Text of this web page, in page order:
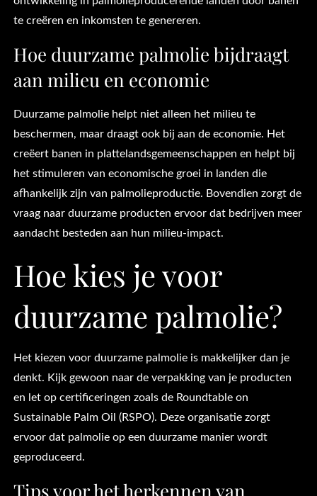
te creëren en inkomsten te genereren.
Hoe duurzame palmolie bijdraagt
aan milieu en economie
Duurzame palmolie helpt niet alleen het milieu te
beschermen, maar draagt ook bij aan de economie. Het
creëert banen in plattelandsgemeenschappen en helpt bij
het stimuleren van economische groei in landen die
afhankelijk zijn van palmolieproductie. Bovendien zorgt de
vraag naar duurzame producten ervoor dat bedrijven meer
aandacht besteden aan hun milieu-impact.
Hoe kies je voor
duurzame palmolie?
Het kiezen voor duurzame palmolie is makkelijker dan je
denkt. Kijk gewoon naar de verpakking van je producten
en let op certificeringen zoals de Roundtable on
Sustainable Palm Oil (RSPO). Deze organisatie zorgt
ervoor dat palmolie op een duurzame manier wordt
geproduceerd.
Tips voor het herkennen van